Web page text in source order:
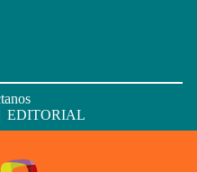
EDITORIAL